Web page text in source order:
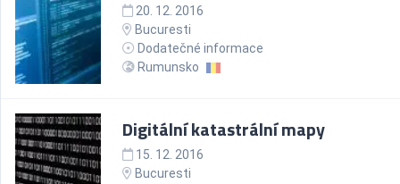
20. 12. 2016
Bucuresti
Dodatečné informace
Rumunsko
Digitální katastrální mapy
15. 12. 2016
Bucuresti